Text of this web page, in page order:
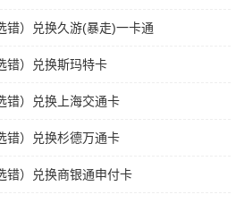
错）兑换久游(暴走)一卡通
错）兑换斯玛特卡
错）兑换上海交通卡
错）兑换杉德万通卡
错）兑换商银通申付卡